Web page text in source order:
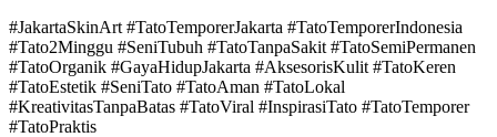
#JakartaSkinArt #TatoTemporerJakarta #TatoTemporerIndonesia
#Tato2Minggu #SeniTubuh #TatoTanpaSakit #TatoSemiPermanen
#TatoOrganik #GayaHidupJakarta #AksesorisKulit #TatoKeren
#TatoEstetik #SeniTato #TatoAman #TatoLokal
#KreativitasTanpaBatas #TatoViral #InspirasiTato #TatoTemporer
#TatoPraktis